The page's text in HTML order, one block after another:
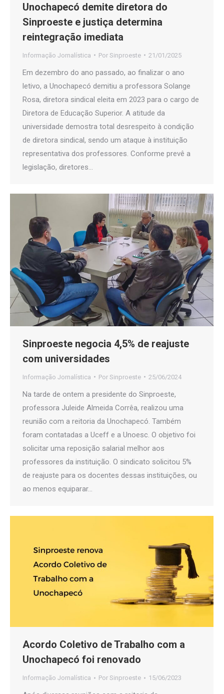
Unochapecó demite diretora do
Sinproeste e justiça determina
reintegração imediata
Informação Jornalística Por Sinproeste 21/01/2025
Em dezembro do ano passado, ao finalizar o ano
letivo, a Unochapecó demitiu a professora Solange
Rosa, diretora sindical eleita em 2023 para o cargo de
Diretora de Educação Superior. A atitude da
universidade demostra total desrespeito à condição
de diretora sindical, sendo um ataque à instituição
representativa dos professores. Conforme prevê a
legislação, diretores…
Sinproeste negocia 4,5% de reajuste
com universidades
Informação Jornalística Por Sinproeste 25/06/2024
Na tarde de ontem a presidente do Sinproeste,
professora Juleide Almeida Corrêa, realizou uma
reunião com a reitoria da Unochapecó. Também
foram contatadas a Uceff e a Unoesc. O objetivo foi
solicitar uma reposição salarial melhor aos
professores da instituição. O sindicato solicitou 5%
de reajuste para os docentes dessas instituições, ou
ao menos equiparar…
Acordo Coletivo de Trabalho com a
Unochapecó foi renovado
Informação Jornalística Por Sinproeste 15/06/2023